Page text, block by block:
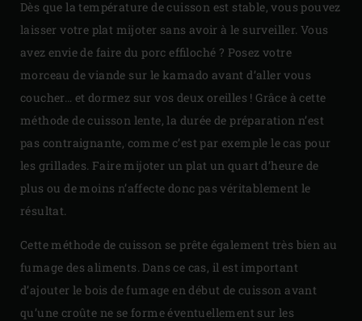
Dès que la température de cuisson est stable, vous pouvez
laisser votre plat mijoter sans avoir à le surveiller. Vous
avez envie de faire du porc effiloché ? Posez votre
morceau de viande sur le kamado avant d’aller vous
coucher… et dormez sur vos deux oreilles ! Grâce à cette
méthode de cuisson lente, la durée de préparation n’est
pas contraignante, comme c’est par exemple le cas pour
les grillades. Faire mijoter un plat un quart d’heure de
plus ou de moins n’affecte donc pas véritablement le
résultat.
Cette méthode de cuisson se prête également très bien au
fumage des aliments. Dans ce cas, il est important
d’ajouter le bois de fumage en début de cuisson avant
qu’une croûte ne se forme éventuellement sur les